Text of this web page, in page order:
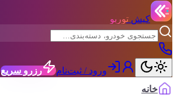
کیش توربو
ورود / ثبت‌نام
رزرو سریع
خانه